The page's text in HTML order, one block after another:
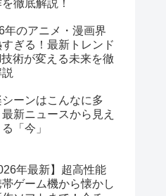
を徹底解説！
年のアニメ・漫画界
すぎる！最新トレンド
技術が変える未来を徹
ーンはこんなに多
新ニュースから見え
「今」
年最新】超高性能
帯ゲーム機から懐かし